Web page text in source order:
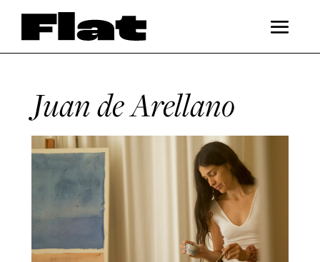
Juan de Arellano